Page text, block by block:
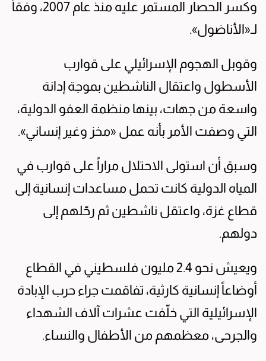
وكسر الحصار المستمر عليه منذ عام 2007، وفقاً
لـ«الأناضول».
وقوبل الهجوم الإسرائيلي على قوارب
الأسطول واعتقال الناشطين بموجة إدانة
واسعة من جهات، بينها منظمة العفو الدولية،
التي وصفت الأمر بأنه عمل «مخز وغير إنساني».
وسبق أن استولى الاحتلال مراراً على قوارب في
المياه الدولية كانت تحمل مساعدات إنسانية إلى
قطاع غزة، واعتقل ناشطين ثم رحّلهم إلى
دولهم.
ويعيش نحو 2.4 مليون فلسطيني في القطاع
أوضاعاً إنسانية كارثية، تفاقمت جراء حرب الإبادة
الإسرائيلية التي خلّفت عشرات آلاف الشهداء
والجرحى، معظمهم من الأطفال والنساء.